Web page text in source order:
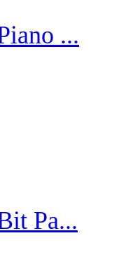
...
Pa...